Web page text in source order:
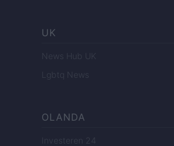
UK
News Hub UK
Lgbtq News
OLANDA
Investeren 24